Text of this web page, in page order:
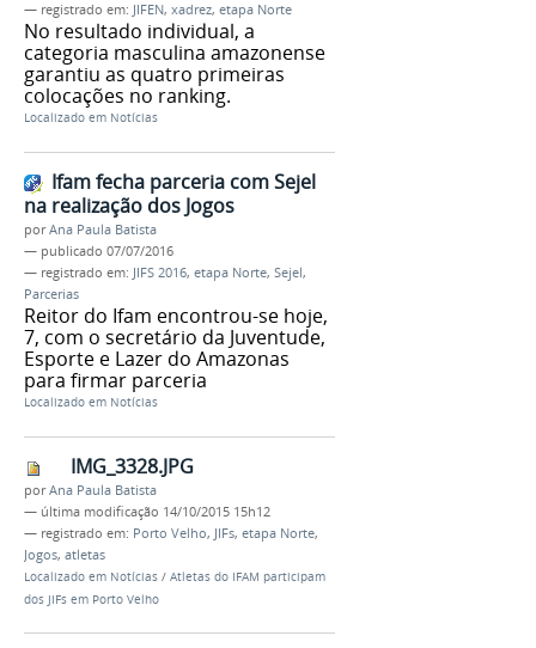
— registrado em: JIFEN, xadrez, etapa Norte
No resultado individual, a
categoria masculina amazonense
garantiu as quatro primeiras
colocações no ranking.
Localizado em Notícias
Ifam fecha parceria com Sejel
na realização dos Jogos
porAna Paula Batista
— publicado 07/07/2016
— registrado em: JIFS 2016, etapa Norte, Sejel,
Parcerias
Reitor do Ifam encontrou-se hoje,
7, com o secretário da Juventude,
Esporte e Lazer do Amazonas
para firmar parceria
Localizado em Notícias
IMG_3328.JPG
porAna Paula Batista
— última modificação 14/10/2015 15h12
— registrado em: Porto Velho, JIFs, etapa Norte,
Jogos, atletas
Localizado em Notícias / Atletas do IFAM participam
dos JIFs em Porto Velho